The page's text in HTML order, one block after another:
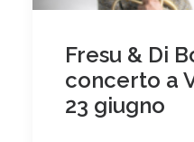
Fresu & Di
concerto a
23 giugno